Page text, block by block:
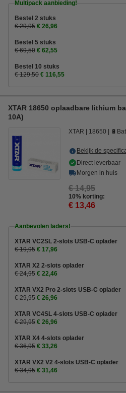
Multipack aanbieding!
Bestel 2 stuks
€ 29,95 € 26,96
Bestel 5 stuks
€ 69,50 € 62,55
Bestel 10 stuks
€ 129,50 € 116,55
XTAR 18650 oplaadbare lithium
10A)
XTAR 18650
Bekijk de
Direct leverbaar
Morgen in huis
€ 14,95
10% korting:
€ 13,46
Aanbevolen laders!
XTAR VC2SL 2-slots USB-C oplader
€ 19,95 € 17,96
XTAR X2 2-slots oplader
€ 24,95 € 22,46
XTAR VX2 Pro 2-slots USB-C oplader
€ 29,95 € 26,96
XTAR VC4SL 4-slots USB-C oplader
€ 29,95 € 26,96
XTAR X4 4-slots oplader
€ 36,95 € 33,26
XTAR VX2 V2 4-slots USB-C oplader
€ 34,95 € 31,46